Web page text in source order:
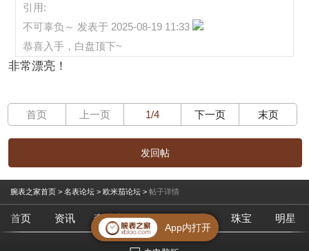
引用:
不可辜负～ 发表于 2025-08-19 11:33
恭喜入手，白盘顶下~
非常漂亮！
首页 上一页 1/4 下一页 末页
发回帖
腕表之家首页 > 名表论坛 > 欧米茄论坛 > 帖子详情
首页 资讯 查腕表 论坛 作业 珠宝 明星
App内打开